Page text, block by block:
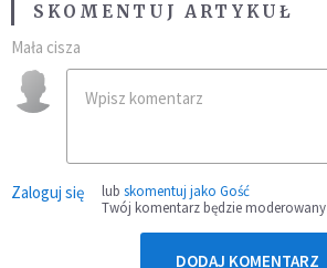
SKOMENTUJ ARTYKUŁ
Mała cisza
Zaloguj się lub skomentuj jako Gość
Twój komentarz będzie moderowany
DODAJ KOMENTARZ